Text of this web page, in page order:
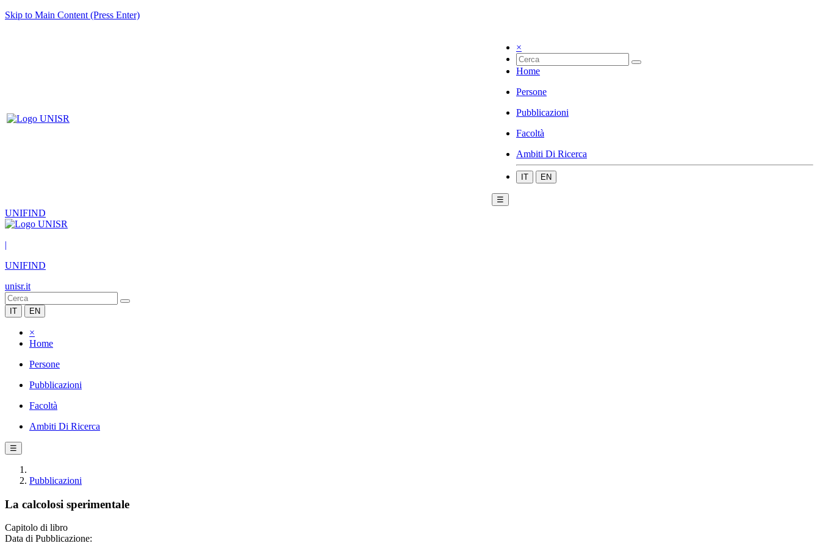
Skip to Main Content (Press Enter)
×
Home
Persone
Pubblicazioni
Facoltà
Ambiti Di Ricerca
IT EN
☰
UNIFIND
|
UNIFIND
unisr.it
IT EN
×
Home
Persone
Pubblicazioni
Facoltà
Ambiti Di Ricerca
☰
Pubblicazioni
La calcolosi sperimentale
Capitolo di libro
Data di Pubblicazione: